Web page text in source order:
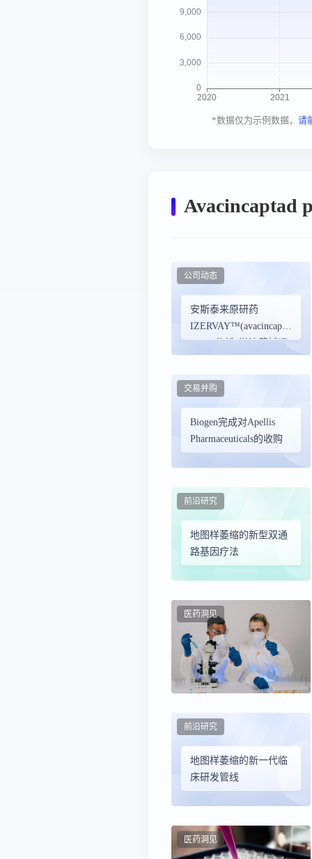
*数据仅为示例数据， 请
Avacincaptad
安斯泰来原研药
IZERVAY™(avacincaptad
pegol)依托“港澳药械通”
地图样萎缩患者
公司动态
Biogen完成对Apellis
Pharmaceuticals的收购
交易并购
地图样萎缩的新型双通
路基因疗法
前沿研究
医药洞见
地图样萎缩的新一代临
床研发管线
前沿研究
医药洞见